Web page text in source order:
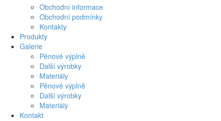
Obchodní informace
Obchodní podmínky
Kontakty
Produkty
Galerie
Pěnové výplně
Další výrobky
Materiály
Pěnové výplně
Další výrobky
Materiály
Kontakt